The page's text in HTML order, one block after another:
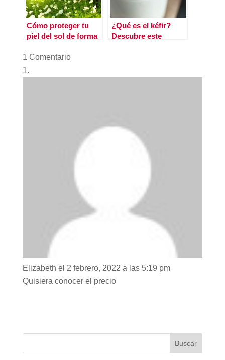
Cómo proteger tu
piel del sol de forma
¿Qué es el kéfir?
Descubre este
tomarlo
1 Comentario
Elizabeth el 2 febrero, 2022 a las 5:19 pm
Quisiera conocer el precio